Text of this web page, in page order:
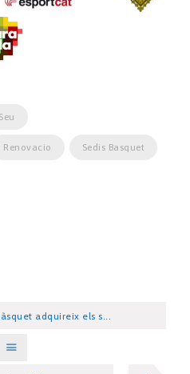
Renovacio Sedis Basquet
adquireix els s...